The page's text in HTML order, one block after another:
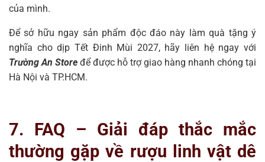
của mình.
Để sở hữu ngay sản phẩm độc đáo này làm quà tặng ý
nghĩa cho dịp Tết Đinh Mùi 2027, hãy liên hệ ngay với
Trường An Store để được hỗ trợ giao hàng nhanh chóng tại
Hà Nội và TP.HCM.
7. FAQ – Giải đáp thắc mắc
thường gặp về rượu linh vật dê